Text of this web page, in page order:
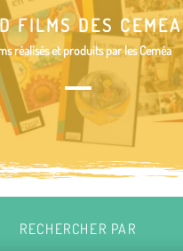
FILMS DES CEMEA
réalisés et produits par les Ceméa
RECHERCHER PAR